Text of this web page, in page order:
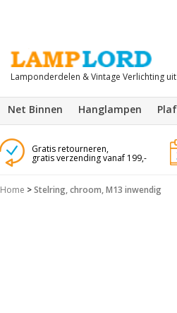
Lamponderdelen & Vintage Verlichting
Net Binnen Hanglampen
Gratis retourneren,
gratis verzending vanaf 199,-
Home >Stelring, chroom, M13 inwendig